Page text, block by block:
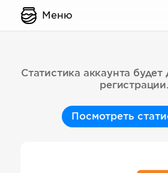
Меню
Статистика аккаунта будет
регистрации.
Посмотреть